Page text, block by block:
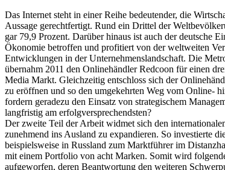
Das Internet steht in einer Reihe bedeutender, die
Aussage gerechtfertigt. Rund ein Drittel der
gar 79,9 Prozent. Darüber hinaus ist auch der deutsche
Ökonomie betroffen und profitiert von der weltweiten
Entwicklungen in der Unternehmenslandschaft. Die
übernahm 2011 den Onlinehändler Redcoon für einen
Media Markt. Gleichzeitig entschloss sich der
zu eröffnen und so den umgekehrten Weg vom Online-
fordern geradezu den Einsatz von strategischem
langfristig am erfolgversprechendsten?
Der zweite Teil der Arbeit widmet sich den
zunehmend ins Ausland zu expandieren. So investierte
beispielsweise in Russland zum Marktführer im
mit einem Portfolio von acht Marken. Somit wird
aufgeworfen, deren Beantwortung den weiteren